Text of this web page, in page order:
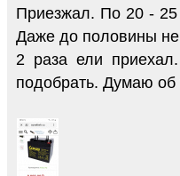
Приезжал. По 20 - 25
Даже до половины
2 раза ели
подобрать. Думаю об